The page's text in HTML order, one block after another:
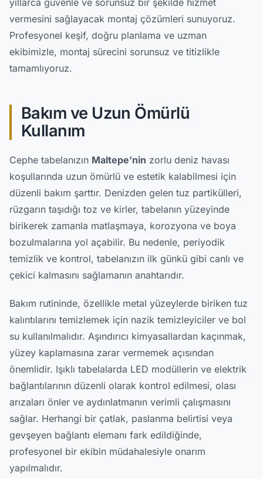
vermesini sağlayacak montaj çözümleri sunuyoruz.
Profesyonel keşif, doğru planlama ve uzman
ekibimizle, montaj sürecini sorunsuz ve titizlikle
tamamlıyoruz.
Bakım ve Uzun Ömürlü
Kullanım
Cephe tabelanızın Maltepe’nin zorlu deniz havası
koşullarında uzun ömürlü ve estetik kalabilmesi için
düzenli bakım şarttır. Denizden gelen tuz partikülleri,
rüzgarın taşıdığı toz ve kirler, tabelanın yüzeyinde
birikerek zamanla matlaşmaya, korozyona ve boya
bozulmalarına yol açabilir. Bu nedenle, periyodik
temizlik ve kontrol, tabelanızın ilk günkü gibi canlı ve
çekici kalmasını sağlamanın anahtarıdır.
Bakım rutininde, özellikle metal yüzeylerde biriken tuz
kalıntılarını temizlemek için nazik temizleyiciler ve bol
su kullanılmalıdır. Aşındırıcı kimyasallardan kaçınmak,
yüzey kaplamasına zarar vermemek açısından
önemlidir. Işıklı tabelalarda LED modüllerin ve elektrik
bağlantılarının düzenli olarak kontrol edilmesi, olası
arızaları önler ve aydınlatmanın verimli çalışmasını
sağlar. Herhangi bir çatlak, paslanma belirtisi veya
gevşeyen bağlantı elemanı fark edildiğinde,
profesyonel bir ekibin müdahalesiyle onarım
yapılmalıdır.